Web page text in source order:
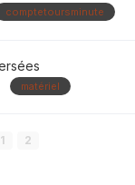
comptetoursminute
matériel
1 2